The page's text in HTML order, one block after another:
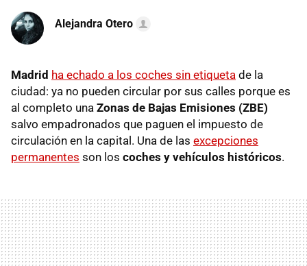
Alejandra Otero
Madrid ha echado a los coches sin etiqueta de la
ciudad: ya no pueden circular por sus calles porque es
al completo una Zonas de Bajas Emisiones (ZBE)
salvo empadronados que paguen el impuesto de
circulación en la capital. Una de las excepciones
permanentes son los coches y vehículos históricos.